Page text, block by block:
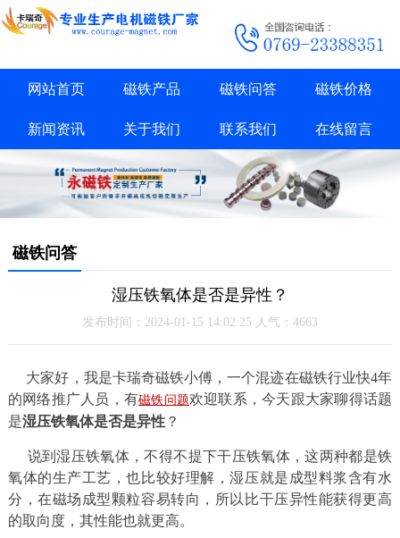
网站首页 磁铁产品 磁铁问答 磁铁价格
新闻资讯 关于我们 联系我们 在线留言
磁铁问答
湿压铁氧体是否是异性？
发布时间：2024-01-15 14:02:25 人气：4663
大家好，我是卡瑞奇磁铁小傅，一个混迹在磁铁行业快4年
的网络推广人员，有磁铁问题欢迎联系，今天跟大家聊得话题
是湿压铁氧体是否是异性？
说到湿压铁氧体，不得不提下干压铁氧体，这两种都是铁
氧体的生产工艺，也比较好理解，湿压就是成型料浆含有水
分，在磁场成型颗粒容易转向，所以比干压异性能获得更高
的取向度，其性能也就更高。